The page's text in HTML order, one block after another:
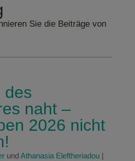
Sie die Beiträge von
des
naht –
2026 nicht
undAthanasia Eleftheriadou|